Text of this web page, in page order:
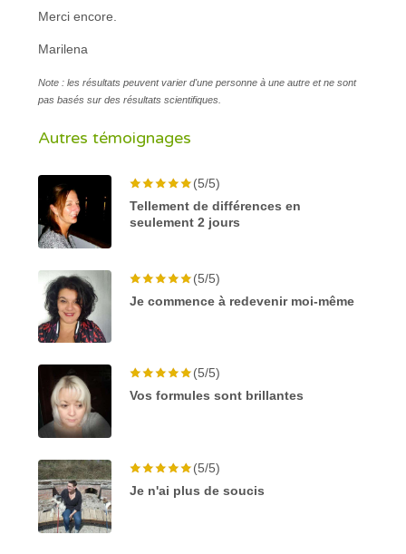
Merci encore.
Marilena
Note : les résultats peuvent varier d'une personne à une autre et ne sont
pas basés sur des résultats scientifiques.
Autres témoignages
(5/5)
Tellement de différences en
seulement 2 jours
(5/5)
Je commence à redevenir moi-même
(5/5)
Vos formules sont brillantes
(5/5)
Je n'ai plus de soucis